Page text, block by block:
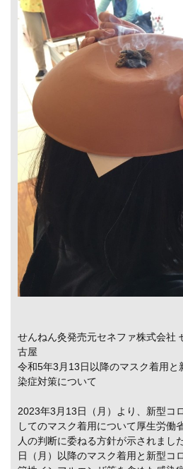
せんねん灸発売元セネファ株式会社
古屋
令和5年3月13日以降のマスク着用
染症対策について
2023年3月13日（月）より、新型コ
してのマスク着用について厚生労働
人の判断に委ねる方針が示されまし
日（月）以降のマスク着用と新型コ